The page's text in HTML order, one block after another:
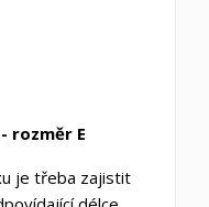
- rozměr E
je třeba zajistit